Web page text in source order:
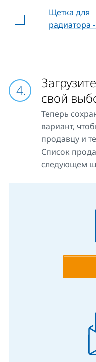
Щетка для
радиатора
свой
Теперь
вариант,
продавцу и
Список
следующем